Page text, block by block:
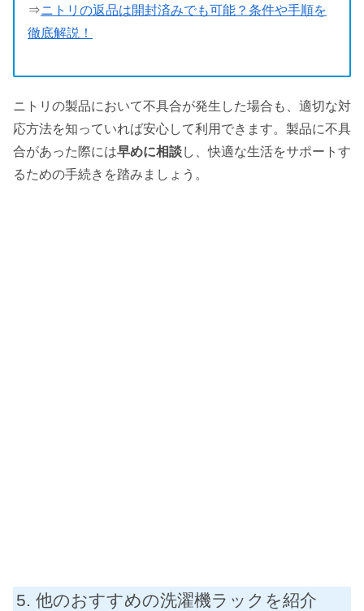
⇒ニトリの返品は開封済みでも可能？条件や手順を
徹底解説！
ニトリの製品において不具合が発生した場合も、適切な対
応方法を知っていれば安心して利用できます。製品に不具
合があった際には早めに相談し、快適な生活をサポートす
るための手続きを踏みましょう。
他のおすすめの洗濯機ラックを紹介